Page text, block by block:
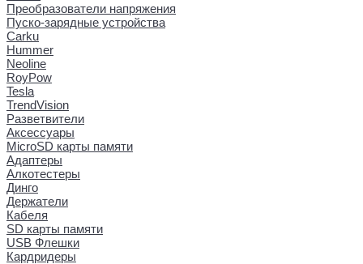
Преобразователи напряжения
Пуско-зарядные устройства
Carku
Hummer
Neoline
RoyPow
Tesla
TrendVision
Разветвители
Аксессуары
MicroSD карты памяти
Адаптеры
Алкотестеры
Динго
Держатели
Кабеля
SD карты памяти
USB Флешки
Кардридеры